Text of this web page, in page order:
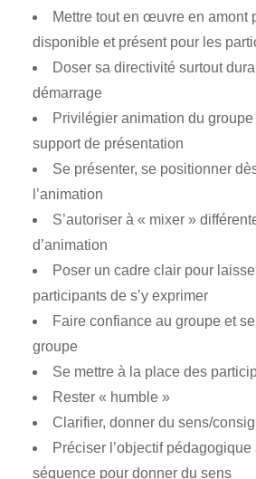
Mettre tout en œuvre en amont
disponible et présent pour les
Doser sa directivité surtout
démarrage
Privilégier animation du
support de présentation
Se présenter, se positionner
l’animation
S’autoriser à « mixer »
d’animation
Poser un cadre clair pour
participants de s’y exprimer
Faire confiance au groupe et
groupe
Se mettre à la place des
Rester « humble »
Clarifier, donner du sens/
Préciser l’objectif
séquence pour donner du sens